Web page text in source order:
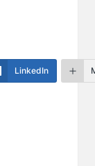
LinkedIn